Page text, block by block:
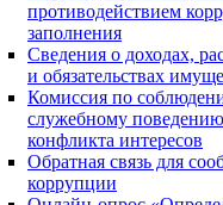
противодействием
заполнения
Сведения о доходах,
и обязательствах
Комиссия по
служебному
конфликта интересов
Обратная связь для
коррупции